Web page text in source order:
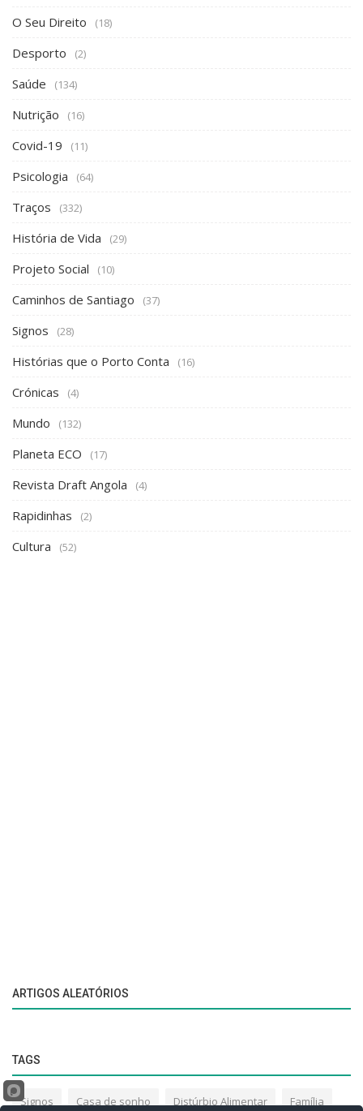
O Seu Direito (18)
Desporto (2)
Saúde (134)
Nutrição (16)
Covid-19 (11)
Psicologia (64)
Traços (332)
História de Vida (29)
Projeto Social (10)
Caminhos de Santiago (37)
Signos (28)
Histórias que o Porto Conta (16)
Crónicas (4)
Mundo (132)
Planeta ECO (17)
Revista Draft Angola (4)
Rapidinhas (2)
Cultura (52)
ARTIGOS ALEATÓRIOS
TAGS
Signos Casa de sonho Distúrbio Alimentar Família